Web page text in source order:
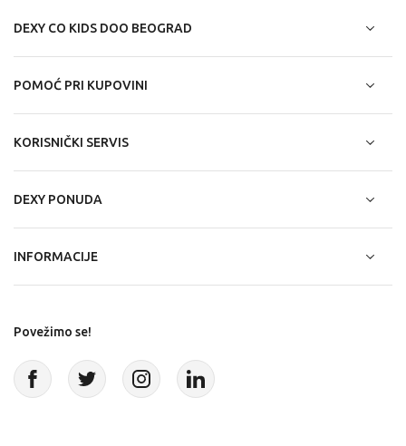
DEXY CO KIDS DOO BEOGRAD
POMOĆ PRI KUPOVINI
KORISNIČKI SERVIS
DEXY PONUDA
INFORMACIJE
Povežimo se!